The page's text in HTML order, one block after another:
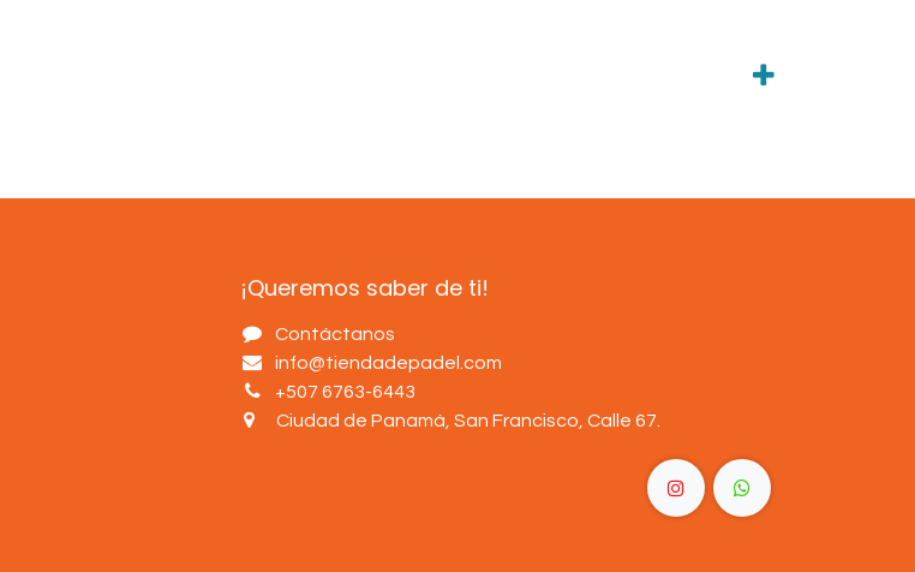
¡Queremos saber de ti!
Contáctanos
info@tiendadepadel.com
+507 6763-6443
Ciudad de Panamá, San Francisco, Calle 67.